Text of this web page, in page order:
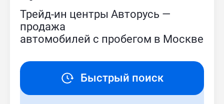
Трейд-ин центры Авторусь —
продажа
автомобилей с пробегом в Москве
Быстрый поиск